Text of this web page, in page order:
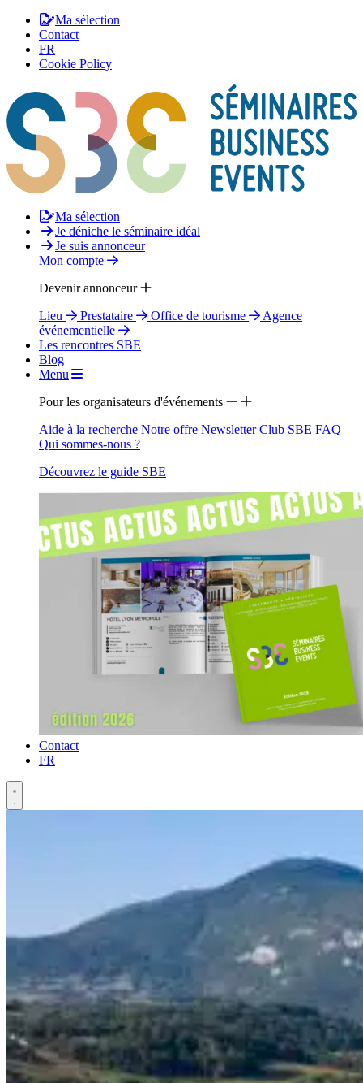
Ma sélection
Contact
FR
Cookie Policy
Ma sélection
Je déniche le séminaire idéal
Je suis annonceur
Mon compte
Devenir annonceur
Lieu
Prestataire Office de tourisme
Agence
événementielle
Les rencontres SBE
Blog
Menu
Pour les organisateurs d'événements
Aide à la recherche Notre offre NewsletterClub SBE FAQ
Qui sommes-nous ?
Découvrez le guide SBE
Contact
FR